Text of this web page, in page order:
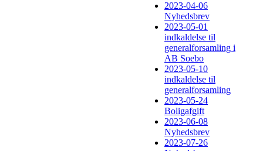
2023-04-06
Nyhedsbrev
2023-05-01
indkaldelse til
generalforsamling i
AB Soebo
2023-05-10
indkaldelse til
generalforsamling
2023-05-24
Boligafgift
2023-06-08
Nyhedsbrev
2023-07-26